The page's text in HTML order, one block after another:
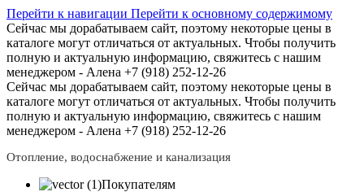
Перейти к навигации Перейти к основному содержимому
Сейчас мы дорабатываем сайт, поэтому некоторые цены в
каталоге могут отличаться от актуальных. Чтобы получить
полную и актуальную информацию, свяжитесь с нашим
менеджером - Алена +7 (918) 252-12-26
Сейчас мы дорабатываем сайт, поэтому некоторые цены в
каталоге могут отличаться от актуальных. Чтобы получить
полную и актуальную информацию, свяжитесь с нашим
менеджером - Алена +7 (918) 252-12-26
Отопление, водоснабжение и канализация
Покупателям